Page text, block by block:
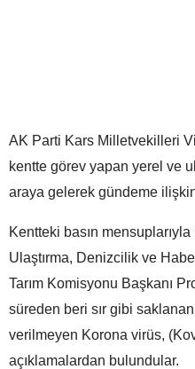
AK Parti Kars Milletvekilleri
kentte görev yapan yerel ve
araya gelerek gündeme
Kentteki basın
Ulaştırma, Denizcilik ve
Tarım Komisyonu Başkanı
süreden beri sır gibi
verilmeyen Korona virüs,
açıklamalardan bulundular.